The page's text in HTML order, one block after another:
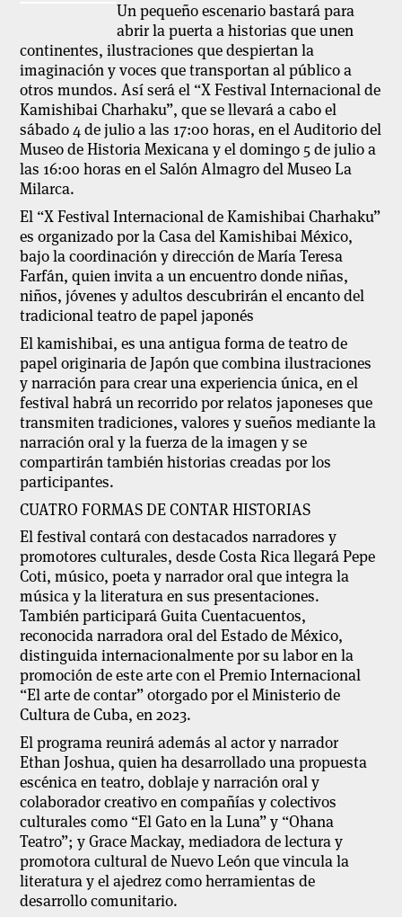
Un pequeño escenario bastará para
abrir la puerta a historias que unen
continentes, ilustraciones que despiertan la
imaginación y voces que transportan al público a
otros mundos. Así será el “X Festival Internacional de
Kamishibai Charhaku”, que se llevará a cabo el
sábado 4 de julio a las 17:00 horas, en el Auditorio del
Museo de Historia Mexicana y el domingo 5 de julio a
las 16:00 horas en el Salón Almagro del Museo La
Milarca.
El “X Festival Internacional de Kamishibai Charhaku”
es organizado por la Casa del Kamishibai México,
bajo la coordinación y dirección de María Teresa
Farfán, quien invita a un encuentro donde niñas,
niños, jóvenes y adultos descubrirán el encanto del
tradicional teatro de papel japonés
El kamishibai, es una antigua forma de teatro de
papel originaria de Japón que combina ilustraciones
y narración para crear una experiencia única, en el
festival habrá un recorrido por relatos japoneses que
transmiten tradiciones, valores y sueños mediante la
narración oral y la fuerza de la imagen y se
compartirán también historias creadas por los
participantes.
CUATRO FORMAS DE CONTAR HISTORIAS
El festival contará con destacados narradores y
promotores culturales, desde Costa Rica llegará Pepe
Coti, músico, poeta y narrador oral que integra la
música y la literatura en sus presentaciones.
También participará Guita Cuentacuentos,
reconocida narradora oral del Estado de México,
distinguida internacionalmente por su labor en la
promoción de este arte con el Premio Internacional
“El arte de contar” otorgado por el Ministerio de
Cultura de Cuba, en 2023.
El programa reunirá además al actor y narrador
Ethan Joshua, quien ha desarrollado una propuesta
escénica en teatro, doblaje y narración oral y
colaborador creativo en compañías y colectivos
culturales como “El Gato en la Luna” y “Ohana
Teatro”; y Grace Mackay, mediadora de lectura y
promotora cultural de Nuevo León que vincula la
literatura y el ajedrez como herramientas de
desarrollo comunitario.